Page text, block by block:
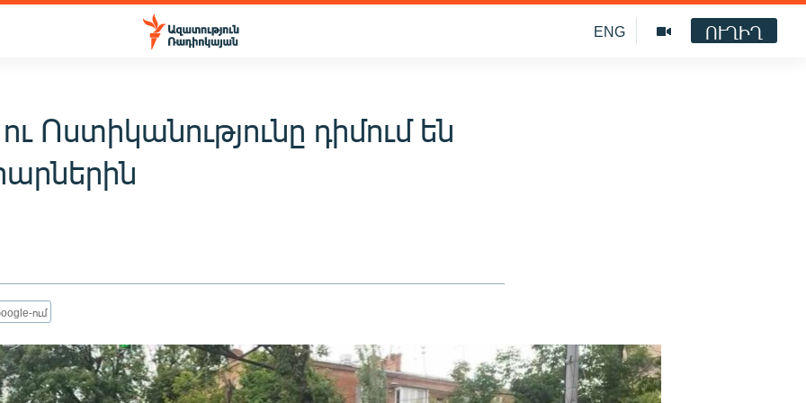
ENG ՈՒՂԻՂ
Ոստիկանությունը դիմում են
ում